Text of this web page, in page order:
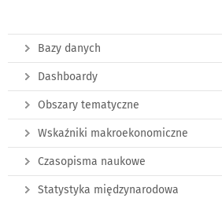
Bazy danych
Dashboardy
Obszary tematyczne
Wskaźniki makroekonomiczne
Czasopisma naukowe
Statystyka międzynarodowa